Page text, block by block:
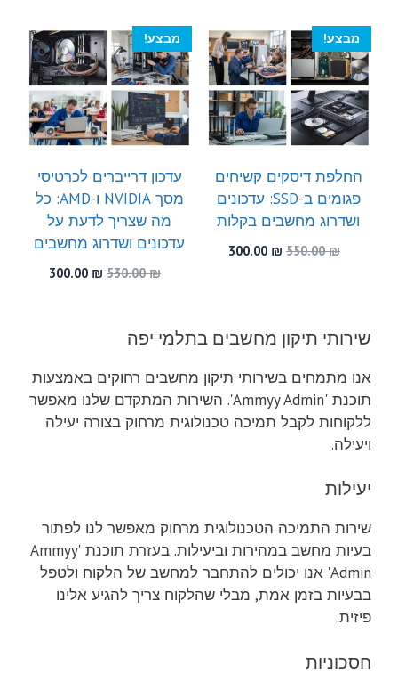
460.00 ₪.
300.00 ₪.
520.00 ₪.
300.00 ₪.
מבצע!
החלפת דיסקים קשיחים
פגומים ב-SSD: עדכונים
ושדרוג מחשבים בקלות
550.00₪
המחיר
300.00 ₪
מבצע!
עדכון דרייברים לכרטיסי
מסך NVIDIA ו-AMD: כל
מה שצריך לדעת על
עדכונים ושדרוג מחשבים
530.00₪
המחיר
300.00 ₪
המחיר
שירותי תיקון מחשבים בתלמי יפה
אנו מתמחים בשירותי תיקון מחשבים רחוקים באמצעות
תוכנת 'Ammyy Admin'. השירות המתקדם שלנו מאפשר
ללקוחות לקבל תמיכה טכנולוגית מרחוק בצורה יעילה
ויעילה.
יעילות
שירות התמיכה הטכנולוגית מרחוק מאפשר לנו לפתור
בעיות מחשב במהירות וביעילות. בעזרת תוכנת 'Ammyy
Admin' אנו יכולים להתחבר למחשב של הלקוח ולטפל
בבעיות בזמן אמת, מבלי שהלקוח צריך להגיע אלינו
פיזית.
חסכוניות